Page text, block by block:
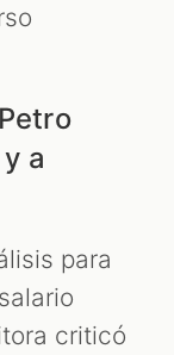
a
para
criticó